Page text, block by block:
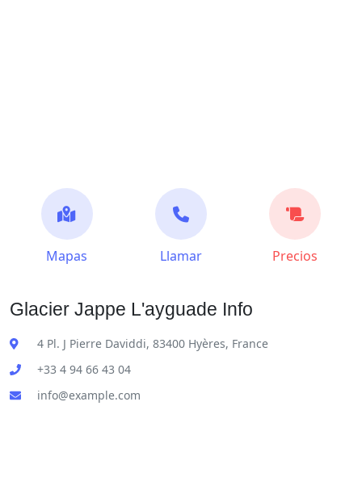
Mapas Llamar Precios
Glacier Jappe L'ayguade Info
4 Pl. J Pierre Daviddi, 83400 Hyères, France
+33 4 94 66 43 04
info@example.com